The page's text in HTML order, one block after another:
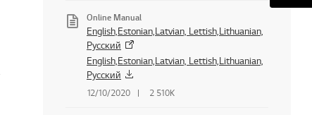
Online Manual
English,Estonian,Latvian, Lettish,Lithuanian,
Русский
English,Estonian,Latvian, Lettish,Lithuanian,
Русский
12/10/2020 2 510K